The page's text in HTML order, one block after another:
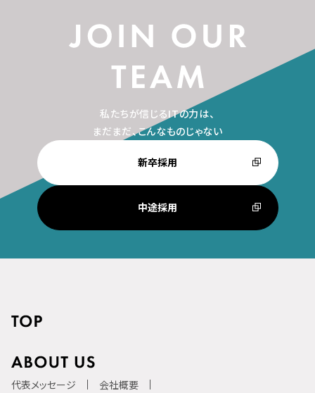
私たちが信じるITの力は、
まだまだ、こんなものじゃない
新卒採用
中途採用
代表メッセージ 会社概要